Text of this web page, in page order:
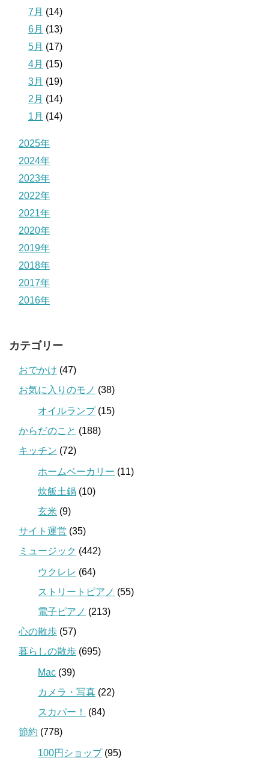
7月 (14)
6月 (13)
5月 (17)
4月 (15)
3月 (19)
2月 (14)
1月 (14)
2025年
2024年
2023年
2022年
2021年
2020年
2019年
2018年
2017年
2016年
カテゴリー
おでかけ (47)
お気に入りのモノ (38)
オイルランプ(15)
からだのこと (188)
キッチン (72)
ホームベーカリー (11)
炊飯土鍋 (10)
玄米 (9)
サイト運営 (35)
ミュージック (442)
ウクレレ (64)
ストリートピアノ (55)
電子ピアノ (213)
心の散歩 (57)
暮らしの散歩 (695)
Mac (39)
カメラ・写真 (22)
スカパー！
(84)
節約 (778)
100円ショップ(95)